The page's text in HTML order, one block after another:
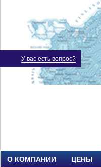
О КОМПАНИИ ЦЕНЫ
У вас есть вопрос?